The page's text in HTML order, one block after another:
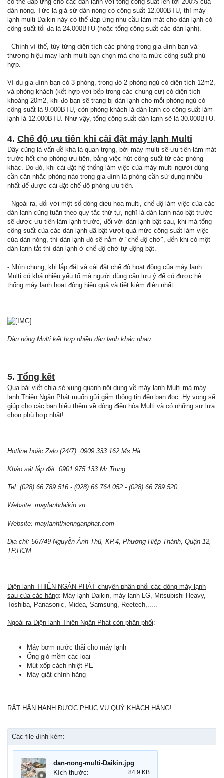
dàn nóng. Tức là giả sử dàn nóng có công suất 12.000BTU, thì máy
lạnh multi Daikin này có thể đáp ứng nhu cầu làm mát cho dàn lạnh có
công suất tối đa là 24.000BTU (hoặc tổng công suất các dàn lạnh).
- Chính vì thế, tùy từng diện tích các phòng trong gia đình bạn và
thương hiệu may lanh multi bạn chọn mà cho ra mức công suất phù
hợp.
Ví dụ gia đình bạn có 3 phòng, trong đó 2 phòng ngủ có diện tích 12m2,
và phòng khách (kết hợp với bếp trong các chung cư) có diện tích
khoảng 20m2, khi đó bạn sẽ trang bị dàn lạnh cho mỗi phòng ngủ có
công suất là 9.000BTU, còn phòng khách là dàn lạnh có công suất làm
lạnh là 12.000BTU. Như vậy, tổng công suất dàn lạnh sẽ là 30.000BTU.
4. Chế độ ưu tiên khi cài đặt máy lạnh Multi
Đây cũng là vấn đề khá là quan trọng, bởi máy multi sẽ ưu tiên làm mát
trước hết cho phòng ưu tiên, bằng việc hút công suất từ các phòng
khác. Do đó, khi cài đặt hệ thống làm việc của máy multi người dùng
cần cân nhắc phòng nào trong gia đình là phòng cần sử dụng nhiều
nhất để được cài đặt chế độ phòng ưu tiên.
- Ngoài ra, đối với một số dòng dieu hoa multi, chế độ làm việc của các
dàn lạnh cũng tuân theo quy tắc thứ tự, nghĩ là dàn lạnh nào bật trước
sẽ được ưu tiên làm lạnh trước, đối với dàn lạnh bật sau, khi mà tổng
công suất của các dàn lạnh đã bật vượt quá mức công suất làm việc
của dàn nóng, thì dàn lạnh đó sẽ nằm ở "chế độ chờ", đến khi có một
dàn lạnh tắt thì dàn lạnh ở chế độ chờ tự động bật.
- Nhìn chung, khi lắp đặt và cài đặt chế độ hoạt động của máy lạnh
Multi có khá nhiều yếu tố mà người dùng cần lưu ý để có được hệ
thống máy lạnh hoạt động hiệu quả và tiết kiệm điện nhất.
Dàn nóng Multi kết hợp nhiều dàn lạnh khác nhau
5. Tổng kết
Qua bài viết chia sẻ xung quanh nội dung về máy lạnh Multi mà máy
lạnh Thiên Ngân Phát muốn gửi gắm thông tin đến bạn đọc. Hy vọng sẽ
giúp cho các bạn hiểu thêm về dòng điều hòa Multi và có những sự lựa
chọn phù hợp nhất!
Hotline hoặc Zalo (24/7): 0909 333 162 Ms Hà
Khảo sát lắp đặt: 0901 975 133 Mr Trung
Tel: (028) 66 789 516 - (028) 66 764 052 - (028) 66 789 520
Website: maylanhdaikin.vn
Website: maylanhthiennganphat.com
Địa chỉ: 567/49 Nguyễn Ảnh Thủ, KP.4, Phường Hiệp Thành, Quận 12,
TP.HCM
Điện lạnh THIÊN NGÂN PHÁT chuyên phân phối các dòng máy lạnh
sau của các hãng: Máy lạnh Daikin, máy lạnh LG, Mitsubishi Heavy,
Toshiba, Panasonic, Midea, Samsung, Reetech,.....
Ngoài ra Điện lạnh Thiên Ngân Phát còn phân phối:
Máy bơm nước thải cho máy lạnh
Ống gió mềm các loại
Mút xốp cách nhiệt PE
Máy giặt chính hãng
RẤT HÂN HẠNH ĐƯỢC PHỤC VỤ QUÝ KHÁCH HÀNG!
Các file đính kèm:
dan-nong-multi-Daikin.jpg
Kích thước:
84.9 KB